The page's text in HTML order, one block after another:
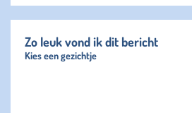
Zo leuk vond ik dit bericht
Kies een gezichtje